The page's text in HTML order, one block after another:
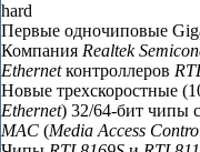
hard
Первые одночиповые
Компания Realtek
Ethernetконтроллеров
Новые трехскоростные
Ethernet) 32/64-бит чипы
MAC (Media Access